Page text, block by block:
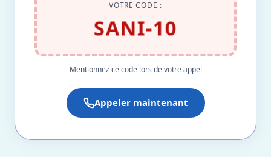
VOTRE CODE :
SANI-10
Mentionnez ce code lors de votre appel
Appeler maintenant